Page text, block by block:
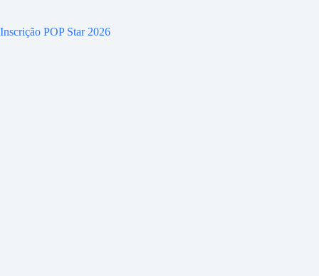
Inscrição POP Star 2026